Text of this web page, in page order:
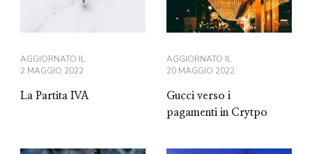
AGGIORNATO IL
2 MAGGIO 2022
La Partita IVA
AGGIORNATO IL
20 MAGGIO 2022
Gucci verso i
pagamenti in Crytpo